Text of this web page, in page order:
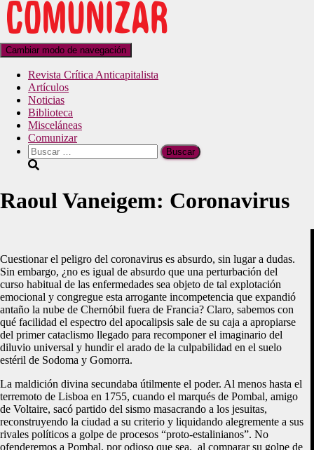
Cambiar modo de navegación
Revista Crítica Anticapitalista
Artículos
Noticias
Biblioteca
Misceláneas
Comunizar
Raoul Vaneigem: Coronavirus
Cuestionar el peligro del coronavirus es absurdo, sin lugar a dudas.
Sin embargo, ¿no es igual de absurdo que una perturbación del
curso habitual de las enfermedades sea objeto de tal explotación
emocional y congregue esta arrogante incompetencia que expandió
antaño la nube de Chernóbil fuera de Francia? Claro, sabemos con
qué facilidad el espectro del apocalipsis sale de su caja a apropiarse
del primer cataclismo llegado para recomponer el imaginario del
diluvio universal y hundir el arado de la culpabilidad en el suelo
estéril de Sodoma y Gomorra.
La maldición divina secundaba útilmente el poder. Al menos hasta el
terremoto de Lisboa en 1755, cuando el marqués de Pombal, amigo
de Voltaire, sacó partido del sismo masacrando a los jesuitas,
reconstruyendo la ciudad a su criterio y liquidando alegremente a sus
rivales políticos a golpe de procesos “proto-estalinianos”. No
ofenderemos a Pombal, por odioso que sea, al comparar su golpe de